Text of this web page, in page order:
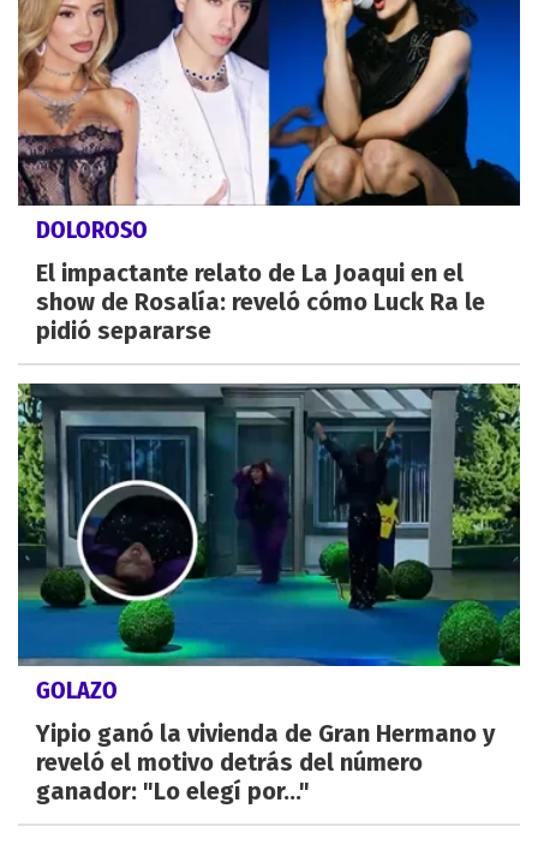
DOLOROSO
El impactante relato de La Joaqui en el
show de Rosalía: reveló cómo Luck Ra le
pidió separarse
GOLAZO
Yipio ganó la vivienda de Gran Hermano y
reveló el motivo detrás del número
ganador: "Lo elegí por..."